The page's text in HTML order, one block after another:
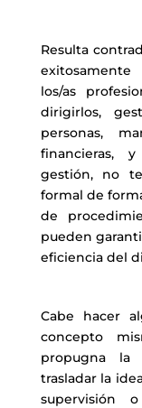
Resulta
los/as
dirigirlos,
personas,
financieras,
gestión, no
formal de
de
pueden
eficiencia del
Cabe hacer
concepto
propugna la
trasladar la
supervisión